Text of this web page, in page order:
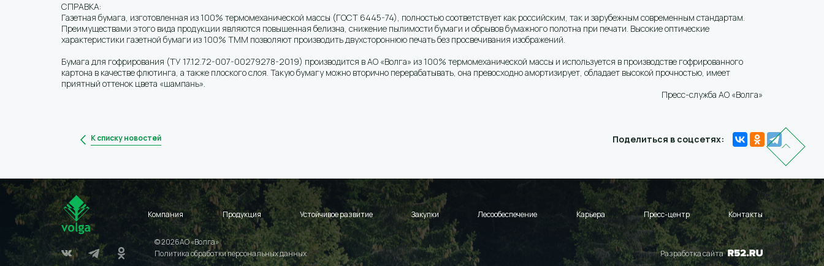
СПРАВКА:
Газетная бумага, изготовленная из 100% термомеханической массы (ГОСТ 6445-74), полностью соответствует как российским, так и зарубежным современным стандартам.
Преимуществами этого вида продукции являются повышенная белизна, снижение пылимости бумаги и обрывов бумажного полотна при печати. Высокие оптические
характеристики газетной бумаги из 100% ТММ позволяют производить двухстороннюю печать без просвечивания изображений.
Бумага для гофрирования (ТУ 17.12.72-007-00279278-2019) производится в АО «Волга» из 100% термомеханической массы и используется в производстве гофрированного
картона в качестве флютинга, а также плоского слоя. Такую бумагу можно вторично перерабатывать, она превосходно амортизирует, обладает высокой прочностью, имеет
приятный оттенок цвета «шампань».
Пресс-служба АО «Волга»
К списку новостей Поделиться в соцсетях:
Компания Продукция Устойчивое развитие Закупки Лесообеспечение Карьера Пресс-центр Контакты
© 2026АО «Волга»
Политика обработки персональных данных
Разработка сайта